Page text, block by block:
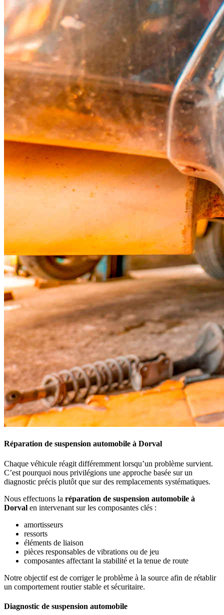
Réparation de suspension automobile à Dorval
Chaque véhicule réagit différemment lorsqu’un problème survient.
C’est pourquoi nous privilégions une approche basée sur un
diagnostic précis plutôt que sur des remplacements systématiques.
Nous effectuons la réparation de suspension automobile à
Dorval en intervenant sur les composantes clés :
amortisseurs
ressorts
éléments de liaison
pièces responsables de vibrations ou de jeu
composantes affectant la stabilité et la tenue de route
Notre objectif est de corriger le problème à la source afin de rétablir
un comportement routier stable et sécuritaire.
Diagnostic de suspension automobile